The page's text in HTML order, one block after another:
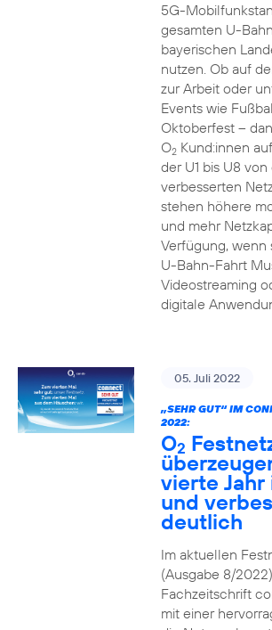
5G-
gesamten U-
bayerischen
nutzen. Ob auf
zur Arbeit oder
Events wie
Oktoberfest –
O2Kund:innen
der U1 bis U8
verbesserten
stehen höhere
und mehr
Verfügung, wenn
U-Bahn-Fahrt
Videostreaming
digitale
05. Juli 2022
„SEHR GUT“ IM
2022:
O2
vierte Jahr
und
deutlich
Im aktuellen
(Ausgabe 8/
Fachzeitschrift
mit einer